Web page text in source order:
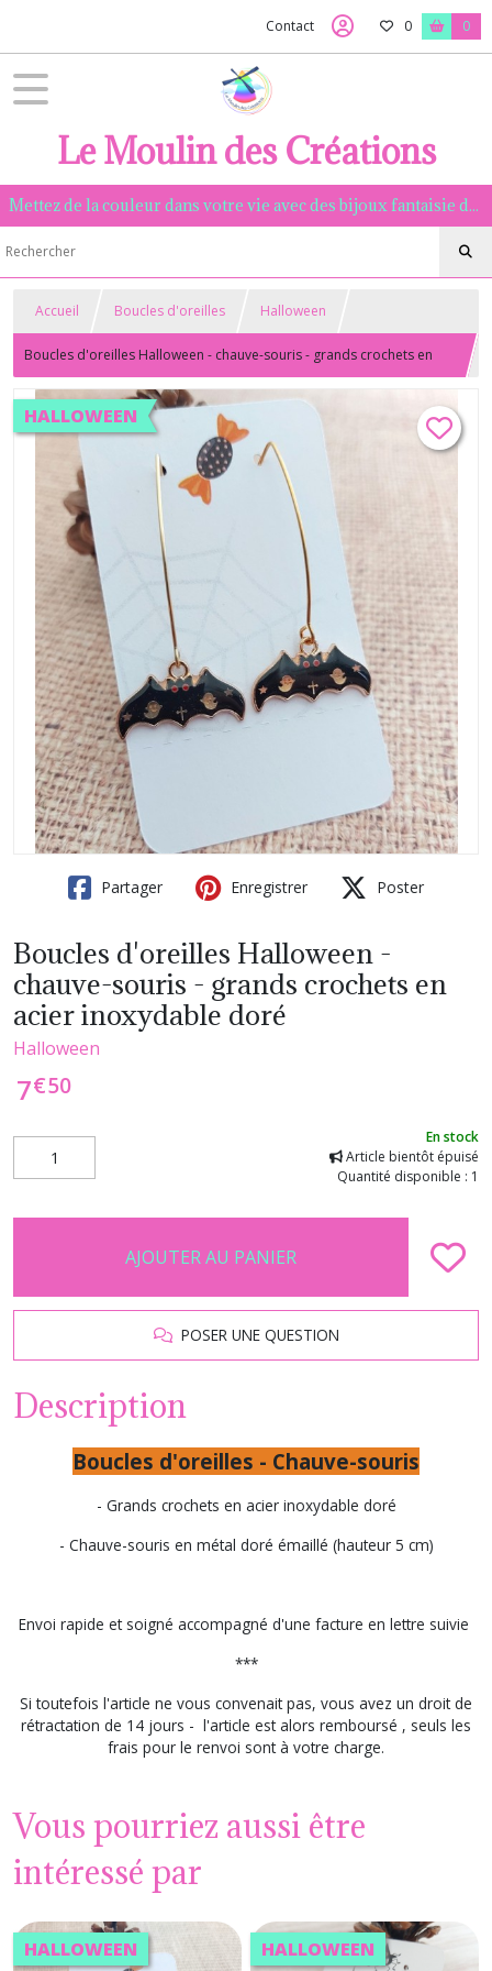
Contact 0 0
Le Moulin des Créations
Mettez de la couleur dans votre vie avec des bijoux fantaisie de qualité, assemblés à la main dans la Manche.
Accueil Boucles d'oreilles Halloween
Boucles d'oreilles Halloween - chauve-souris - grands crochets en
acier inoxydable doré
HALLOWEEN
Partager Enregistrer Poster
Boucles d'oreilles Halloween -
chauve-souris - grands crochets en
acier inoxydable doré
Halloween
7€50
En stock
Article bientôt épuisé
Quantité disponible : 1
AJOUTER AU PANIER
POSER UNE QUESTION
Description
Boucles d'oreilles - Chauve-souris
- Grands crochets en acier inoxydable doré
- Chauve-souris en métal doré émaillé (hauteur 5 cm)
Envoi rapide et soigné accompagné d'une facture en lettre suivie
***
Si toutefois l'article ne vous convenait pas, vous avez un droit de
rétractation de 14 jours - l'article est alors remboursé , seuls les
frais pour le renvoi sont à votre charge.
Vous pourriez aussi être
intéressé par
HALLOWEEN HALLOWEEN